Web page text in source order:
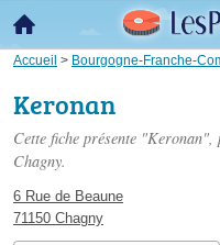
Accueil > Bourgogne-Franche-
Keronan
Cette fiche présente "Keronan",
Chagny.
6 Rue de Beaune
71150 Chagny